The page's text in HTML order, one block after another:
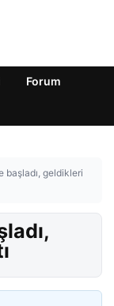
Forum
başladı, geldikleri